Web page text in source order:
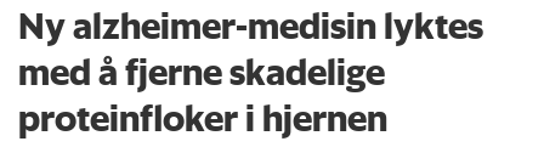
Ny alzheimer-medisin lyktes
med å fjerne skadelige
proteinfloker i hjernen